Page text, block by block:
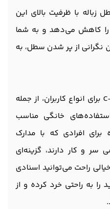
زباله با ظرفیت بالای این
را کاهش می‌دهد و به شما
نگرانی از پر شدن سطل، به
کاغذ خردکن رمو مدل C-1500 برای انواع کاربران، از جمله
خانگی مناسب
افرادی که با مدارک
و کار دارند، گزینه‌ای
راحت می‌توانید اسنادی
را به راحتی خرد کرده و از